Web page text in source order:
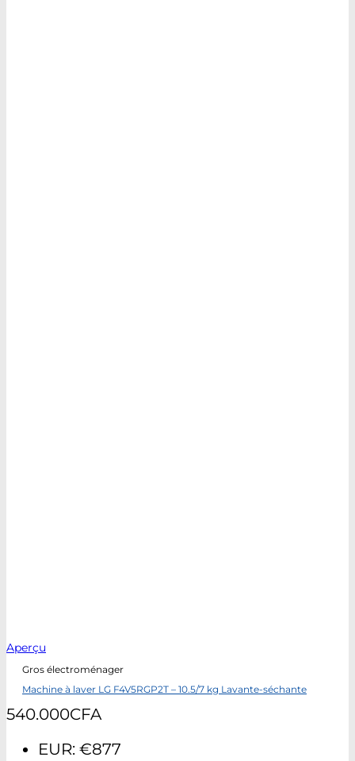
Aperçu
Gros électroménager
Machine à laver LG F4V5RGP2T – 10.5/7 kg Lavante-séchante
540.000CFA
EUR: €877